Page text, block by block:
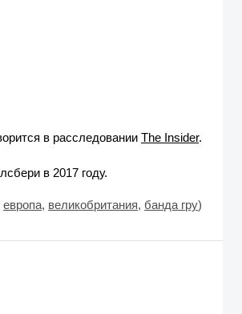
в расследовании The Insider.
в 2017 году.
европа, великобритания, банда гру)